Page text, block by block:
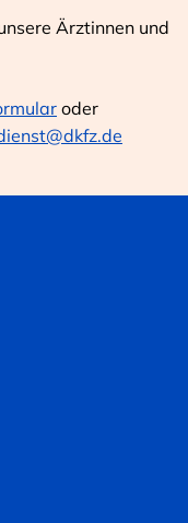
Ärztinnen und
oder